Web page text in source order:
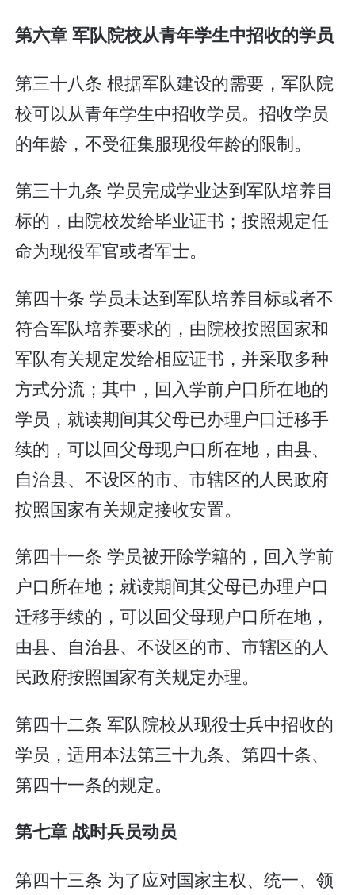
第六章 军队院校从青年学生中招收的学员
第三十八条 根据军队建设的需要，军队院
校可以从青年学生中招收学员。招收学员
的年龄，不受征集服现役年龄的限制。
第三十九条 学员完成学业达到军队培养目
标的，由院校发给毕业证书；按照规定任
命为现役军官或者军士。
第四十条 学员未达到军队培养目标或者不
符合军队培养要求的，由院校按照国家和
军队有关规定发给相应证书，并采取多种
方式分流；其中，回入学前户口所在地的
学员，就读期间其父母已办理户口迁移手
续的，可以回父母现户口所在地，由县、
自治县、不设区的市、市辖区的人民政府
按照国家有关规定接收安置。
第四十一条 学员被开除学籍的，回入学前
户口所在地；就读期间其父母已办理户口
迁移手续的，可以回父母现户口所在地，
由县、自治县、不设区的市、市辖区的人
民政府按照国家有关规定办理。
第四十二条 军队院校从现役士兵中招收的
学员，适用本法第三十九条、第四十条、
第四十一条的规定。
第七章 战时兵员动员
第四十三条 为了应对国家主权、统一、领